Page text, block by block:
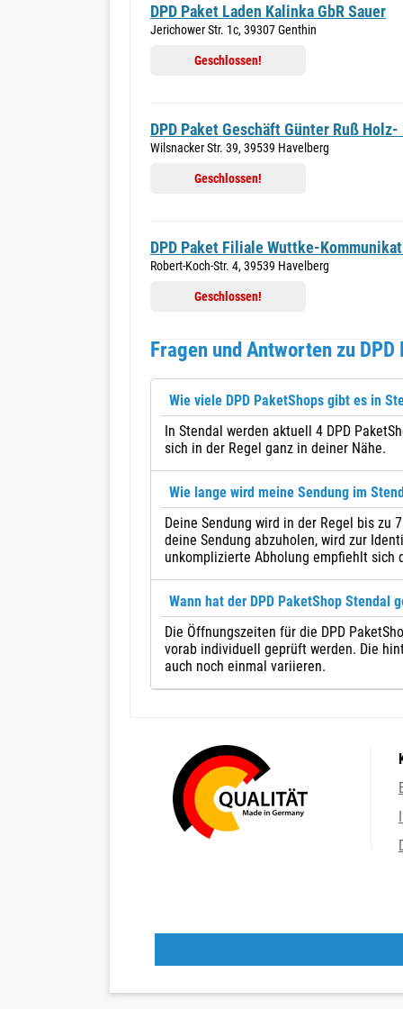
DPD Paket Laden Kalinka GbR Sauer
Jerichower Str. 1c, 39307 Genthin
Geschlossen!
DPD Paket Geschäft Günter Ruß
Wilsnacker Str. 39, 39539 Havelberg
Geschlossen!
DPD Paket Filiale Wuttke-
Robert-Koch-Str. 4, 39539 Havelberg
Geschlossen!
Fragen und Antworten zu
Wie viele DPD PaketShops gibt es in
In Stendal werden aktuell 4 DPD
sich in der Regel ganz in deiner Nähe.
Wie lange wird meine Sendung im
Deine Sendung wird in der Regel bis zu
deine Sendung abzuholen, wird zur
unkomplizierte Abholung empfiehlt sich
Wann hat der DPD PaketShop Stendal
Die Öffnungszeiten für die DPD
vorab individuell geprüft werden. Die
auch noch einmal variieren.